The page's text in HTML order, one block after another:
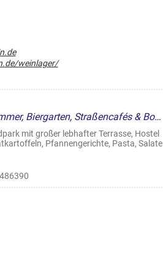
weinlager/
Bars & Kneipen, Pension/Zimmer, Biergarten, Straßencafés & Boulevardterrassen
mit großer lebhafter Terrasse, Hostel
Pfannengerichte, Pasta, Salate